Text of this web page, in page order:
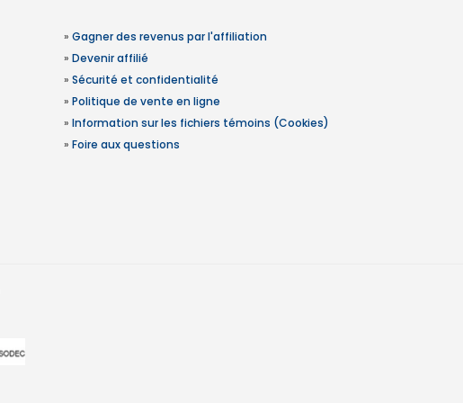
» Gagner des revenus par l'affiliation
» Devenir affilié
» Sécurité et confidentialité
» Politique de vente en ligne
» Information sur les fichiers témoins (Cookies)
» Foire aux questions